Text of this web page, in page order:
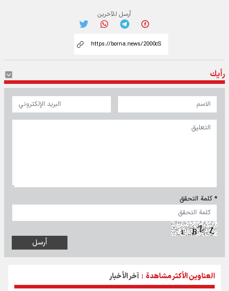
أرسل للآخرين
رأيك
* كلمة التحقق
العناوين الأكثر مشاهدة | آخر الأخبار